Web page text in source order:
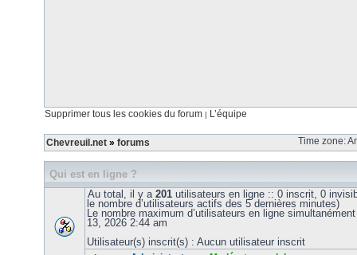
Supprimer tous les cookies du forum | L’équipe
Chevreuil.net » forums Time zone:
Qui est en ligne ?
Au total, il y a 201 utilisateurs en ligne :: 0 inscrit, 0
le nombre d’utilisateurs actifs des 5 dernières minutes)
Le nombre maximum d’utilisateurs en ligne
13, 2026 2:44 am
Utilisateur(s) inscrit(s) : Aucun utilisateur inscrit